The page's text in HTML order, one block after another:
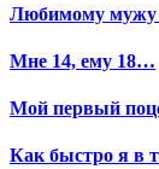
Любимому мужу
Мне 14, ему 18…
Мой первый
Как быстро я в